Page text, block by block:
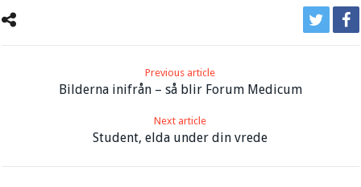
Previous article
Bilderna inifrån – så blir Forum Medicum
Next article
Student, elda under din vrede